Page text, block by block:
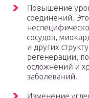
Повышение
соединений. Это
сосудов,
и других
регенерации,
осложнений и
заболеваний.
Изменение